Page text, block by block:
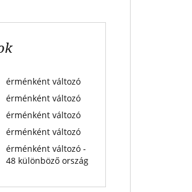
érménként változó
érménként változó
érménként változó
érménként változó
érménként változó -
48 különböző ország